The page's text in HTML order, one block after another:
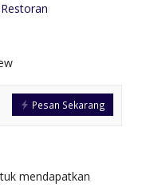
Pesan Sekarang
mendapatkan